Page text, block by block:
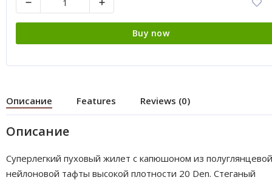
Buy now
Описание Features Reviews (0)
Описание
Суперлегкий пуховый жилет с капюшоном из полуглянцевой
нейлоновой тафты высокой плотности 20 Den. Стеганый